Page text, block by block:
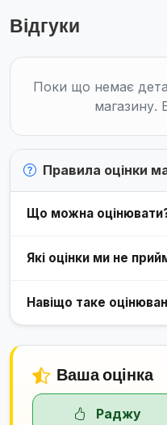
Відгуки
Поки що немає
магазину.
Правила оцінки
Що можна
Які оцінки ми не
Навіщо таке
Ваша оцінка
Раджу